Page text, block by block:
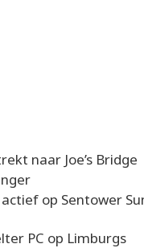
naar Joe’s Bridge
op Sentower
PC op Limburgs